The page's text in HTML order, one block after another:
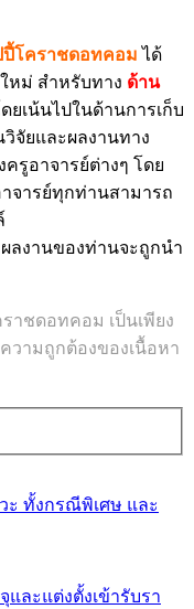
ปี้โคราชดอทคอม ได้
ใหม่ สำหรับทาง ด้าน
ยเน้นไปในด้านการเก็บ
วิจัยและผลงานทาง
รูอาจารย์ต่างๆ โดย
จารย์ทุกท่านสามารถ
ลงานของท่านจะถูกนำ
าชดอทคอม เป็นเพียง
วามถูกต้องของเนื้อหา
ะ ทั้งกรณีพิเศษ และ
และแต่งตั้งเข้ารับรา